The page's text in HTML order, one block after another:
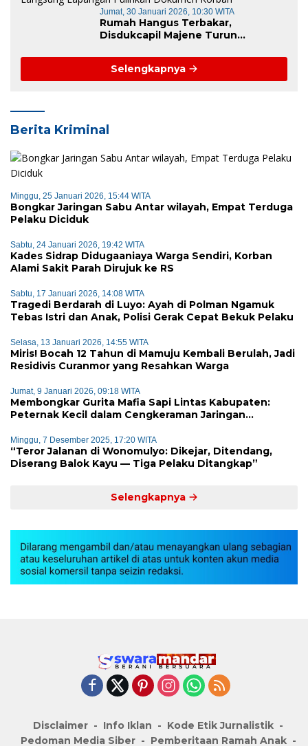
Jumat, 30 Januari 2026, 10:30 WITA
Rumah Hangus Terbakar,
Disdukcapil Majene Turun
Dokumen Korban
Selengkapnya
Berita Kriminal
Minggu, 25 Januari 2026, 15:44 WITA
Bongkar Jaringan Sabu Antar wilayah, Empat Terduga
Pelaku Diciduk
Sabtu, 24 Januari 2026, 19:42 WITA
Kades Sidrap Didugaaniaya Warga Sendiri, Korban
Alami Sakit Parah Dirujuk ke RS
Sabtu, 17 Januari 2026, 14:08 WITA
Tragedi Berdarah di Luyo: Ayah di Polman Ngamuk
Tebas Istri dan Anak, Polisi Gerak Cepat Bekuk Pelaku
Selasa, 13 Januari 2026, 14:55 WITA
Miris! Bocah 12 Tahun di Mamuju Kembali Berulah, Jadi
Residivis Curanmor yang Resahkan Warga
Jumat, 9 Januari 2026, 09:18 WITA
Membongkar Gurita Mafia Sapi Lintas Kabupaten:
Peternak Kecil dalam Cengkeraman Jaringan
Minggu, 7 Desember 2025, 17:20 WITA
“Teror Jalanan di Wonomulyo: Dikejar, Ditendang,
Diserang Balok Kayu — Tiga Pelaku Ditangkap”
Selengkapnya
Disclaimer Info Iklan
Kode Etik Jurnalistik
Pedoman Media Siber
Pemberitaan Ramah Anak